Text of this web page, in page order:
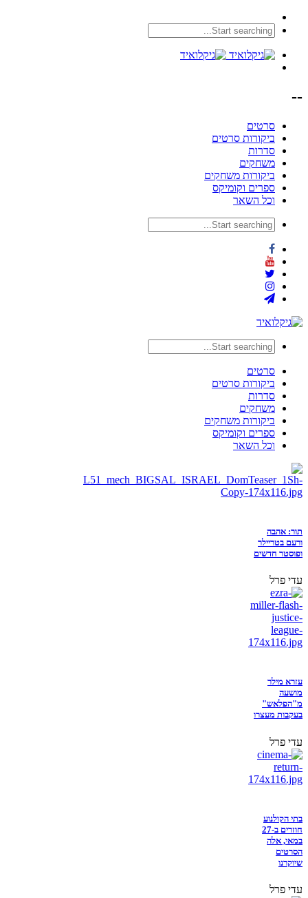
--
סרטים
ביקורות סרטים
סדרות
משחקים
ביקורות משחקים
ספרים וקומיקס
וכל השאר
סרטים
ביקורות סרטים
סדרות
משחקים
ביקורות משחקים
ספרים וקומיקס
וכל השאר
תור: אהבה
ורעם בטריילר
ופוסטר חדשים
עדי פרל
עזרא מילר
מושעה
מ"הפלאש"
בעקבות מעצרו
עדי פרל
בתי הקולנוע
חוזרים ב-27
במאי, אלה
הסרטים
שיוקרנו
עדי פרל